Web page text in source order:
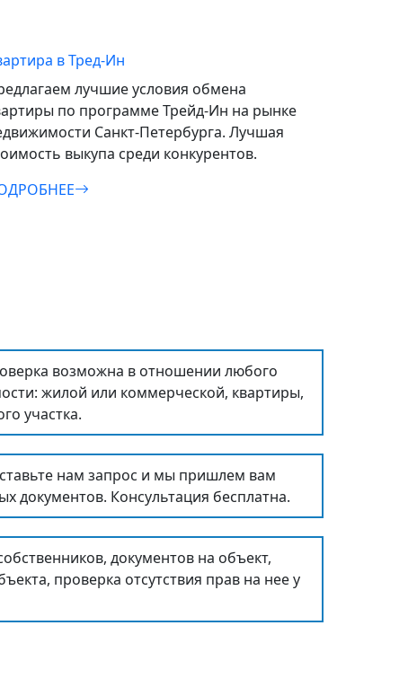
в Тред-Ин
лучшие условия обмена
по программе Трейд‑Ин на рынке
Санкт-Петербурга. Лучшая
выкупа среди конкурентов.
возможна в отношении любого
жилой или коммерческой, квартиры,
участка.
нам запрос и мы пришлем вам
документов. Консультация бесплатна.
документов на объект,
проверка отсутствия прав на нее у